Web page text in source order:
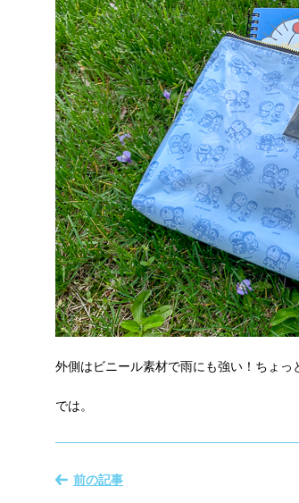
外側はビニール素材で雨にも強い！ちょっ
では。
前の記事